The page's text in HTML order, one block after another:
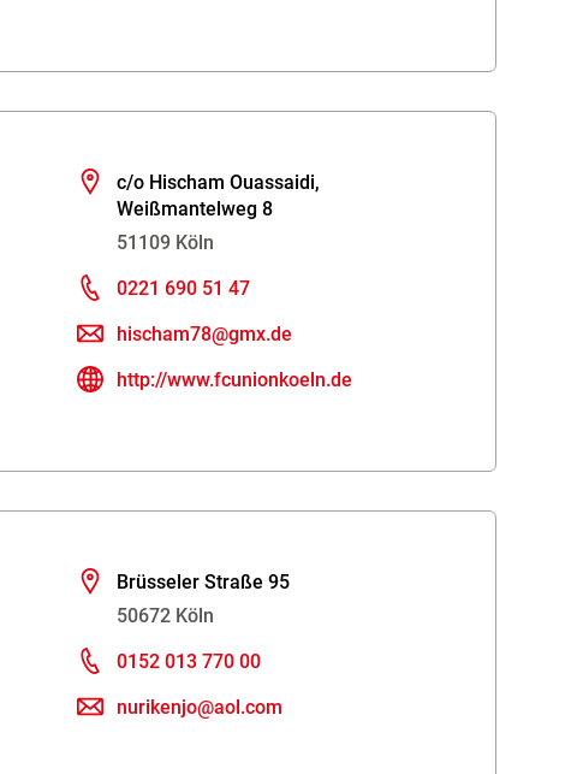
c/o Hischam Ouassaidi,
Weißmantelweg 8
51109 Köln
0221 690 51 47
hischam78@gmx.de
http://www.fcunionkoeln.de
Brüsseler Straße 95
50672 Köln
0152 013 770 00
nurikenjo@aol.com